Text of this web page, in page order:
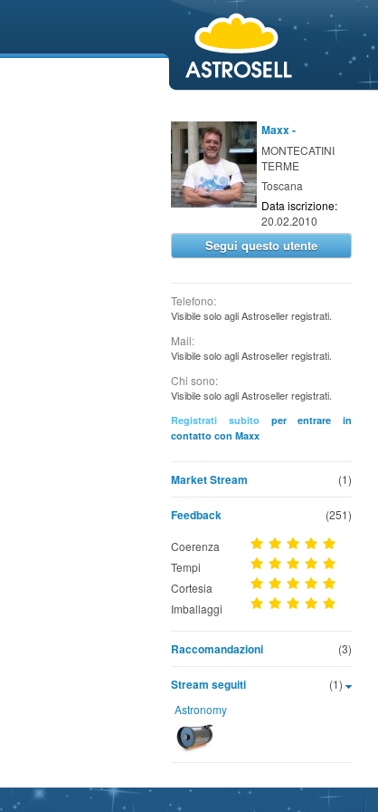
Maxx -
MONTECATINI
TERME
Toscana
Data iscrizione:
20.02.2010
Segui questo utente
Telefono:
Visibile solo agli Astroseller registrati.
Mail:
Visibile solo agli Astroseller registrati.
Chi sono:
Visibile solo agli Astroseller registrati.
Registrati subitoper entrare in
contatto con Maxx
(1)
Market Stream
Feedback (251)
Coerenza
Tempi
Cortesia
Imballaggi
(3)
Raccomandazioni
(1)
Stream seguiti
Astronomy